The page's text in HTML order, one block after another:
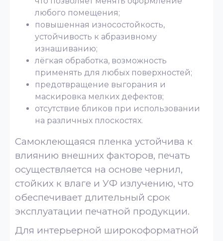
любого помещения;
повышенная износостойкость,
устойчивость к абразивному
изнашиванию;
лёгкая обработка, возможность
применять для любых поверхностей;
предотвращение выгорания и
маскировка мелких дефектов;
отсутствие бликов при использовании
на различных плоскостях.
Самоклеющаяся пленка устойчива к
влиянию внешних факторов, печать
осуществляется на основе чернил,
стойких к влаге и УФ излучению, что
обеспечивает длительный срок
эксплуатации печатной продукции.
Для интерьерной широкоформатной